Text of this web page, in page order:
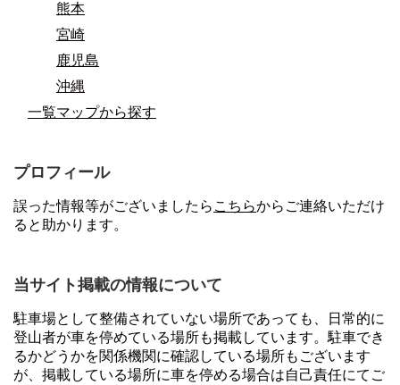
熊本
宮崎
鹿児島
沖縄
一覧マップから探す
プロフィール
誤った情報等がございましたら こちらからご連絡いただけ
ると助かります。
当サイト掲載の情報について
駐車場として整備されていない場所であっても、日常的に
登山者が車を停めている場所も掲載しています。駐車でき
るかどうかを関係機関に確認している場所もございます
が、掲載している場所に車を停める場合は自己責任にてご